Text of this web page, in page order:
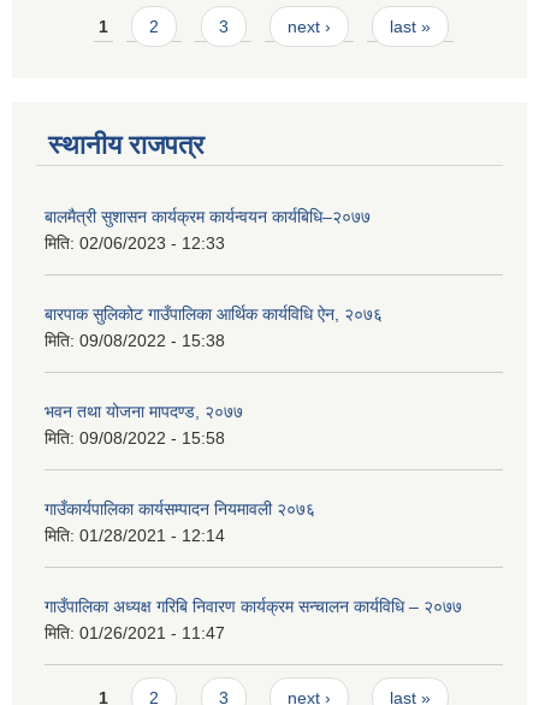
Pages
1 2 3 next › last »
स्थानीय राजपत्र
बालमैत्री सुशासन कार्यक्रम कार्यन्वयन कार्यबिधि–२०७७
मिति: 02/06/2023 - 12:33
बारपाक सुलिकोट गाउँपालिका आर्थिक कार्यविधि ऐन, २०७६
मिति: 09/08/2022 - 15:38
भवन तथा योजना मापदण्ड, २०७७
मिति: 09/08/2022 - 15:58
गाउँकार्यपालिका कार्यसम्पादन नियमावली २०७६
मिति: 01/28/2021 - 12:14
गाउँपालिका अध्यक्ष गरिबि निवारण कार्यक्रम सन्चालन कार्यविधि – २०७७
मिति: 01/26/2021 - 11:47
1 2 3 next › last »